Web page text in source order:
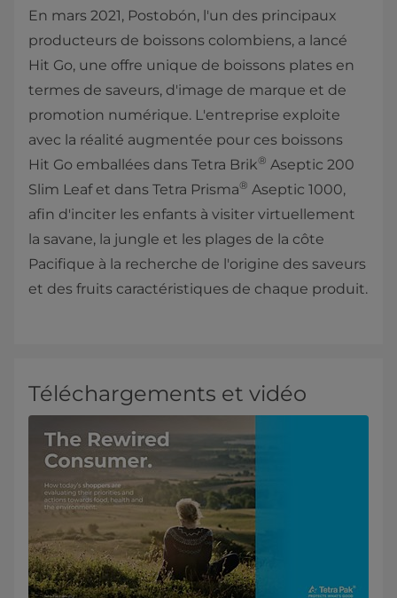
En mars 2021, Postobón, l'un des principaux
producteurs de boissons colombiens, a lancé
Hit Go, une offre unique de boissons plates en
termes de saveurs, d'image de marque et de
promotion numérique. L'entreprise exploite
avec la réalité augmentée pour ces boissons
Hit Go emballées dans Tetra Brik® Aseptic 200
Slim Leaf et dans Tetra Prisma® Aseptic 1000,
afin d'inciter les enfants à visiter virtuellement
la savane, la jungle et les plages de la côte
Pacifique à la recherche de l'origine des saveurs
et des fruits caractéristiques de chaque produit.
Téléchargements et vidéo